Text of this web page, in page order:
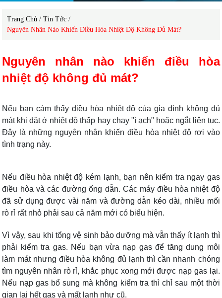
Trang Chủ /Tin Tức /
Nguyên Nhân Nào Khiến Điều Hòa Nhiệt Độ Không Đủ Mát?
Nguyên nhân nào khiến điều hòa
nhiệt độ không đủ mát?
Nếu bạn cảm thấy điều hòa nhiệt độ của gia đình không đủ
mát khi đặt ở nhiệt độ thấp hay chạy "ì ạch" hoặc ngắt liên tục.
Đây là những nguyên nhân khiến điều hòa nhiệt độ rơi vào
tình trạng này.
Nếu điều hòa nhiệt độ kém lạnh, bạn nên kiểm tra ngay gas
điều hòa và các đường ống dẫn. Các máy điều hòa nhiệt độ
đã sử dụng được vài năm và đường dẫn kéo dài, nhiều mối
rò rỉ rất nhỏ phải sau cả năm mới có biểu hiện.
Vì vậy, sau khi tổng vệ sinh bảo dưỡng mà vẫn thấy ít lạnh thì
phải kiểm tra gas. Nếu bạn vừa nạp gas để tăng dung môi
làm mát nhưng điều hòa không đủ lạnh thì cần nhanh chóng
tìm nguyên nhân rò rỉ, khắc phục xong mới được nạp gas lại.
Nếu nạp gas bổ sung mà không kiểm tra thì chỉ sau một thời
gian lại hết gas và mất lạnh như cũ.